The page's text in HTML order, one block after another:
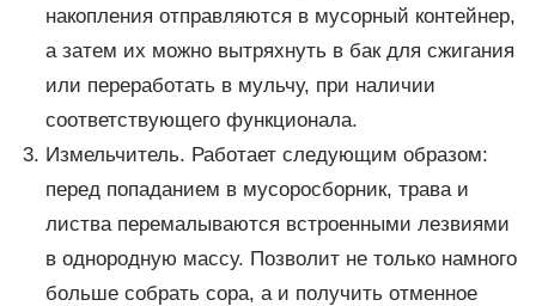
накопления отправляются в мусорный контейнер,
а затем их можно вытряхнуть в бак для сжигания
или переработать в мульчу, при наличии
соответствующего функционала.
Измельчитель. Работает следующим образом:
перед попаданием в мусоросборник, трава и
листва перемалываются встроенными лезвиями
в однородную массу. Позволит не только намного
больше собрать сора, а и получить отменное